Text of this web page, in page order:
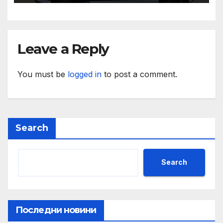
и ние ще им я осигурим
Leave a Reply
You must be logged in to post a comment.
Search
Search
Последни новини